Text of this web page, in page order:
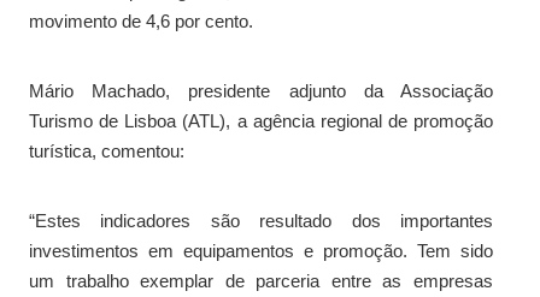
movimento de 4,6 por cento.
Mário Machado, presidente adjunto da Associação
Turismo de Lisboa (ATL), a agência regional de promoção
turística, comentou:
“Estes indicadores são resultado dos importantes
investimentos em equipamentos e promoção. Tem sido
um trabalho exemplar de parceria entre as empresas